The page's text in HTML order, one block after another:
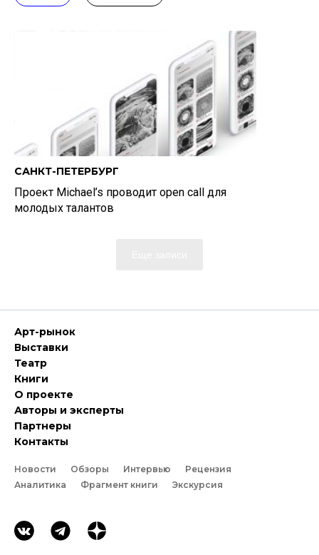
САНКТ-ПЕТЕРБУРГ
Проеĸт Michael’s проводит open call для
молодых талантов
Арт-рынок
Выставки
Театр
Книги
О проекте
Авторы и эксперты
Партнеры
Контакты
Новости Обзоры Интервью
Рецензия
Аналитика
Фрагмент книги Экскурсия